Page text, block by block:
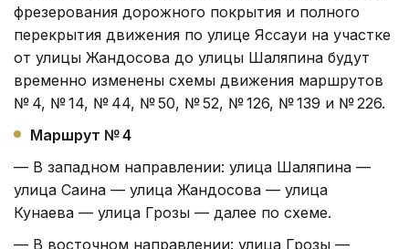
фрезерования дорожного покрытия и полного
перекрытия движения по улице Яссауи на участке
от улицы Жандосова до улицы Шаляпина будут
временно изменены схемы движения маршрутов
№ 4, № 14, № 44, № 50, № 52, № 126, № 139 и № 226.
Маршрут № 4
— В западном направлении: улица Шаляпина —
улица Саина — улица Жандосова — улица
Кунаева — улица Грозы — далее по схеме.
— В восточном направлении: улица Грозы —